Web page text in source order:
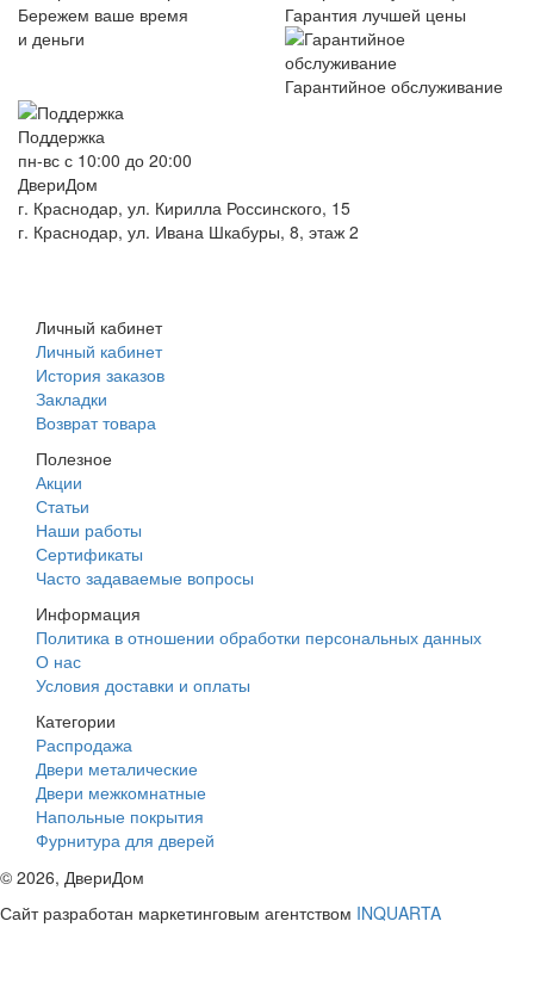
Бережем ваше время
и деньги
Гарантия лучшей цены
Гарантийное обслуживание
Поддержка
пн-вс с 10:00 до 20:00
ДвериДом
г. Краснодар, ул. Кирилла Россинского, 15
г. Краснодар, ул. Ивана Шкабуры, 8, этаж 2
Личный кабинет
Личный кабинет
История заказов
Закладки
Возврат товара
Полезное
Акции
Статьи
Наши работы
Сертификаты
Часто задаваемые вопросы
Информация
Политика в отношении обработки персональных данных
О нас
Условия доставки и оплаты
Категории
Распродажа
Двери металические
Двери межкомнатные
Напольные покрытия
Фурнитура для дверей
© 2026, ДвериДом
Сайт разработан маркетинговым агентством INQUARTA